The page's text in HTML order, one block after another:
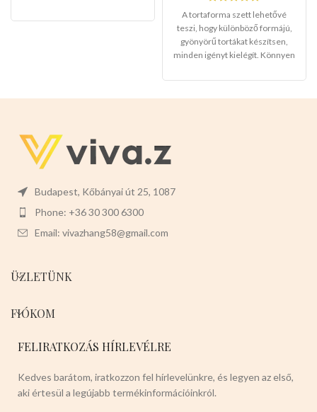
A tortaforma szett lehetővé
teszi, hogy különböző formájú,
gyönyörű tortákat készítsen,
minden igényt kielégít. Könnyen
fenékkel, a csatzár kialakításával
Budapest, Kőbányai út 25, 1087
Phone: +36 30 300 6300
Email: vivazhang58@gmail.com
ÜZLETÜNK
FIÓKOM
FELIRATKOZÁS HÍRLEVÉLRE
Kedves barátom, iratkozzon fel hírlevelünkre, és legyen az első,
aki értesül a legújabb termékinformációinkról.